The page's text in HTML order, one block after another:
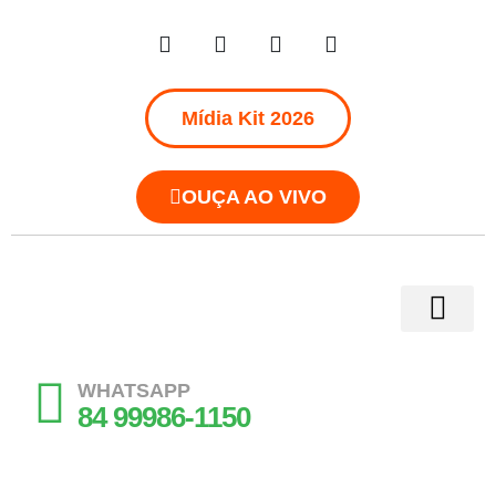
Mídia Kit 2026
OUÇA AO VIVO
WHATSAPP
84 99986-1150